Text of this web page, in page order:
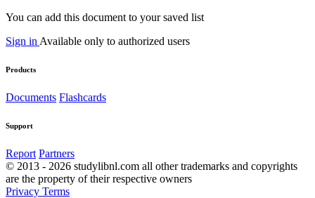
You can add this document to your saved list
Sign in Available only to authorized users
Products
Documents Flashcards
Support
Report Partners
© 2013 - 2026 studylibnl.com all other trademarks and copyrights
are the property of their respective owners
Privacy Terms